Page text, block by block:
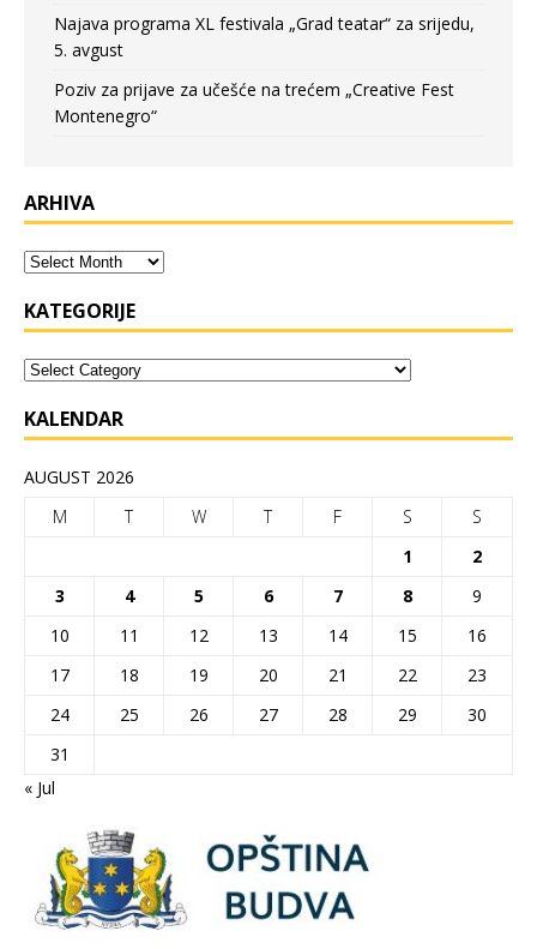
Najava programa XL festivala „Grad teatar“ za srijedu,
5. avgust
Poziv za prijave za učešće na trećem „Creative Fest
Montenegro“
ARHIVA
KATEGORIJE
KALENDAR
AUGUST 2026
M
T W T F S
S
1
2
3
4 5 6 7 8
9
10
11 12 13 14 15
16
17
18 19 20 21 22
23
24
25 26 27 28 29
30
31
« Jul